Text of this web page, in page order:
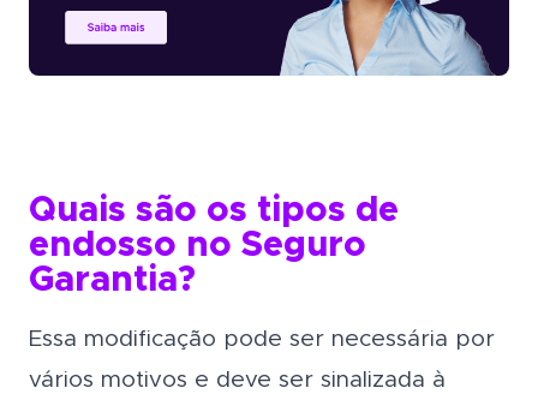
Quais são os tipos de
endosso no Seguro
Garantia?
Essa modificação pode ser necessária por
vários motivos e deve ser sinalizada à